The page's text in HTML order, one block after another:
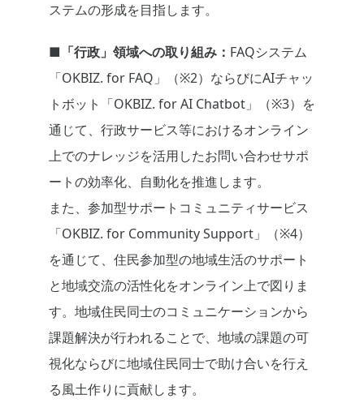
ステムの形成を目指します。
■「行政」領域への取り組み： FAQシステム
「OKBIZ. for FAQ」（※2）ならびにAIチャッ
トボット「OKBIZ. for AI Chatbot」（※3）を
通じて、行政サービス等におけるオンライン
上でのナレッジを活用したお問い合わせサポ
ートの効率化、自動化を推進します。
また、参加型サポートコミュニティサービス
「OKBIZ. for Community Support」（※4）
を通じて、住民参加型の地域生活のサポート
と地域交流の活性化をオンライン上で図りま
す。地域住民同士のコミュニケーションから
課題解決が行われることで、地域の課題の可
視化ならびに地域住民同士で助け合いを行え
る風土作りに貢献します。